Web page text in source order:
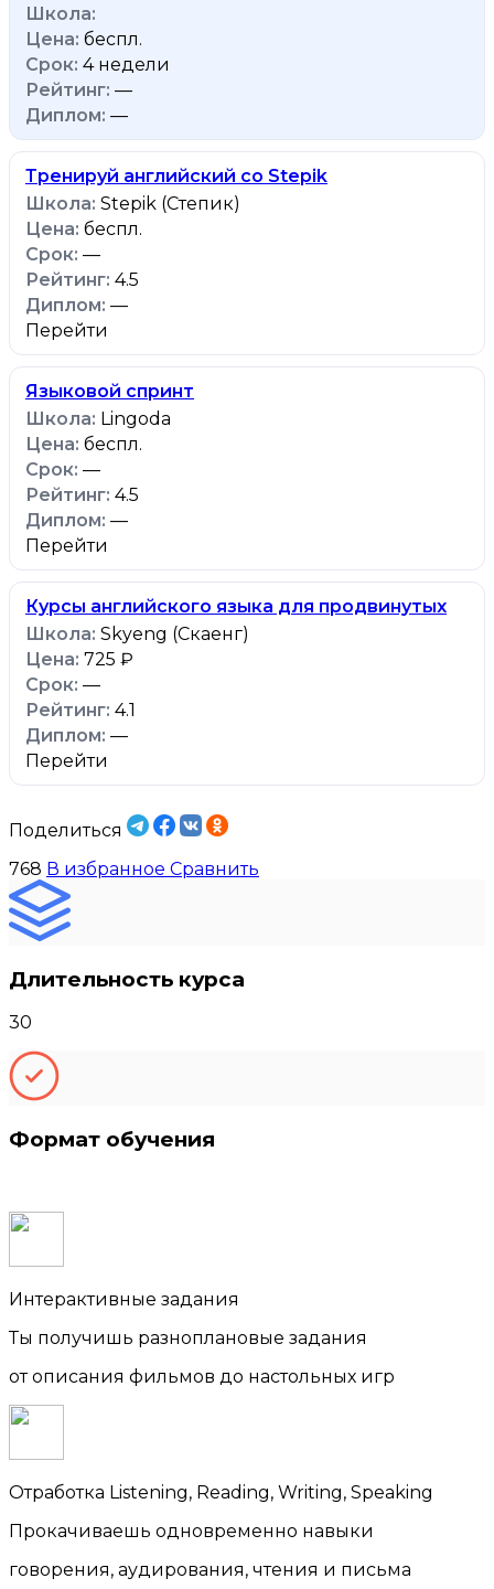
беспл.
4 недели
—
—
Тренируй английский со Stepik
Stepik (Степик)
беспл.
—
4.5
—
Перейти
Языковой спринт
Lingoda
беспл.
—
4.5
—
Перейти
Курсы английского языка для продвинутых
Skyeng (Скаенг)
725 ₽
—
4.1
—
Перейти
Поделиться
768 В избранное Сравнить
Длительность курса
30
Формат обучения
Интерактивные задания
Ты получишь разноплановые задания
от описания фильмов до настольных игр
Отработка Listening, Reading, Writing, Speaking
Прокачиваешь одновременно навыки
говорения, аудирования, чтения и письма